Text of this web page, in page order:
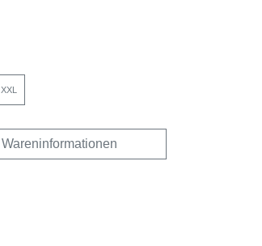
XXL
Wareninformationen